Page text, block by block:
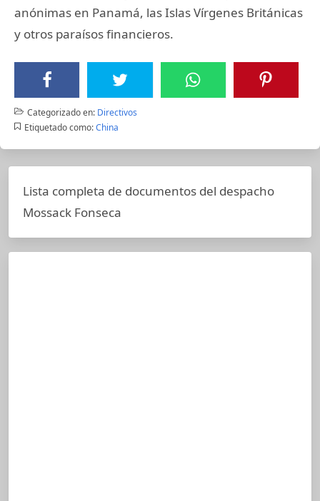
anónimas en Panamá, las Islas Vírgenes Británicas
y otros paraísos financieros.
Categorizado en: Directivos
Etiquetado como: China
Lista completa de documentos del despacho
Mossack Fonseca